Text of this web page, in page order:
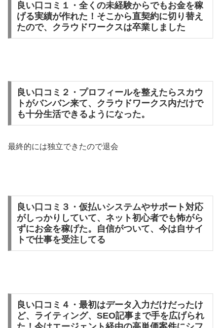
良い口コミ１・全くの未経験からでもお金を稼
げる実績が作れた！そこから直契約に切り替え
たので、クラウドワークスは卒業しました
良い口コミ２・プロフィールを整えたらスカウ
トがバンバン来て、クラウドワークス内だけで
も十分生活できるようになった。
最終的には独立できたので退会
良い口コミ３・仮払いシステムやサポート対応
がしっかりしていて、ネット初心者でも怖がら
ずにお金を稼げた。自信がついて、今は自サイ
トで仕事を受注してる
良い口コミ４・最初はデータ入力だけだったけ
ど、ライティング、SEO記事まで手を広げられ